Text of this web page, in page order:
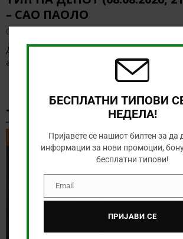
– САО ПАОЛО
Денес нема голема понуда за
анализираме дуелот од бразилското
ТИКЕТ НА ДЕНОТ
ТИКЕТ НА ДЕНОТ
БЕСПЛАТНИ ТИПОВИ
НЕДЕЛА!
Пријавете се нашиот билтен за да
информации за нови промоции,
бесплатни типови!
EmailEmail
ПРИЈАВИ СЕ